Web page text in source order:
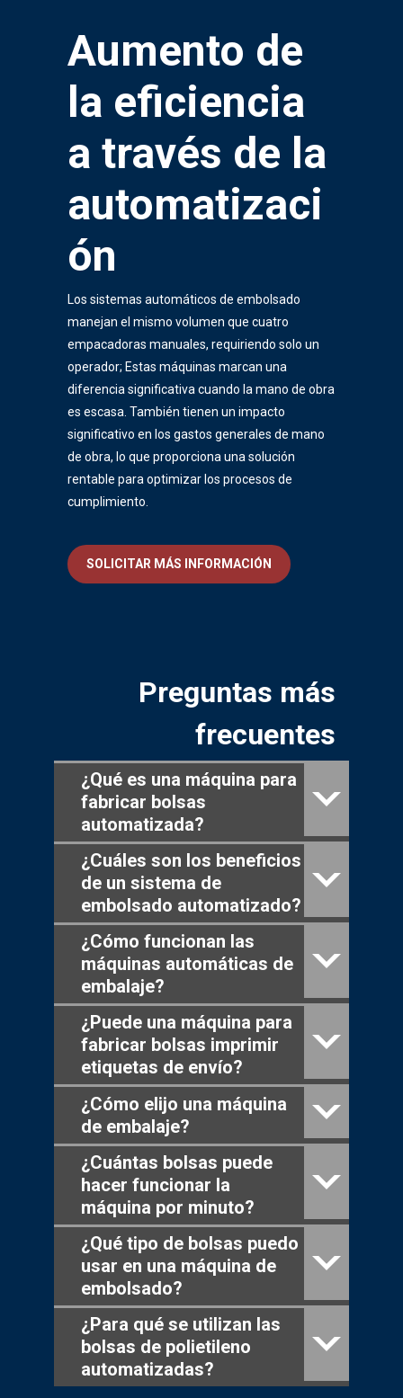
Aumento de
la eficiencia
a través de la
automatizaci
ón
Los sistemas automáticos de embolsado
manejan el mismo volumen que cuatro
empacadoras manuales, requiriendo solo un
operador; Estas máquinas marcan una
diferencia significativa cuando la mano de obra
es escasa. También tienen un impacto
significativo en los gastos generales de mano
de obra, lo que proporciona una solución
rentable para optimizar los procesos de
cumplimiento.
SOLICITAR MÁS INFORMACIÓN
Preguntas más
frecuentes
¿Qué es una máquina para
fabricar bolsas
automatizada?
¿Cuáles son los beneficios
de un sistema de
embolsado automatizado?
¿Cómo funcionan las
máquinas automáticas de
embalaje?
¿Puede una máquina para
fabricar bolsas imprimir
etiquetas de envío?
¿Cómo elijo una máquina
de embalaje?
¿Cuántas bolsas puede
hacer funcionar la
máquina por minuto?
¿Qué tipo de bolsas puedo
usar en una máquina de
embolsado?
¿Para qué se utilizan las
bolsas de polietileno
automatizadas?